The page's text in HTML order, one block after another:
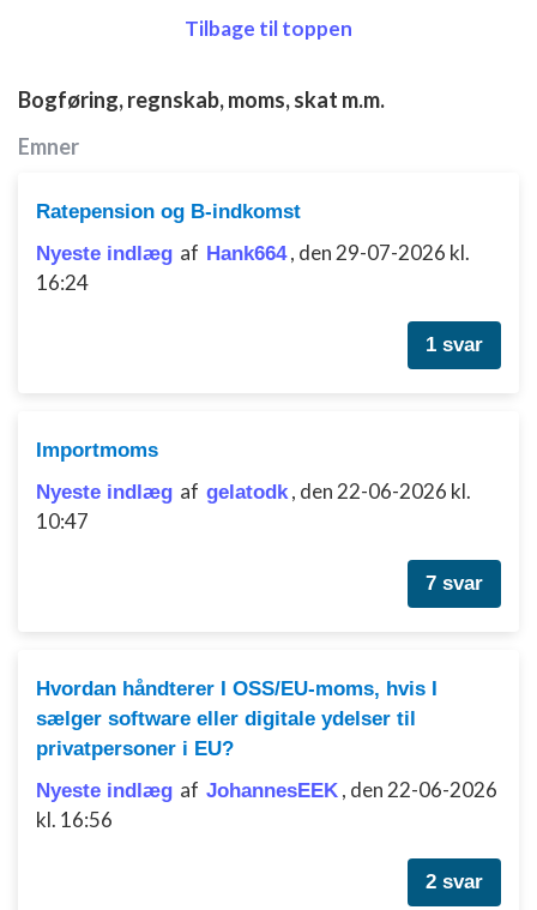
Tilbage til toppen
Bogføring, regnskab, moms, skat m.m.
Emner
Ratepension og B-indkomst
Nyeste indlæg af Hank664 , den 29-07-2026 kl.
16:24
1 svar
Importmoms
Nyeste indlæg af gelatodk , den 22-06-2026 kl.
10:47
7 svar
Hvordan håndterer I OSS/EU-moms, hvis I
sælger software eller digitale ydelser til
privatpersoner i EU?
Nyeste indlæg af JohannesEEK , den 22-06-2026
kl. 16:56
2 svar
Måle annonceringseffektivitet
Måle indholdseffektivitet
Forstå målgrupper gennem statistikker eller
kilder
Bruge præcise geografiske
placeringsoplysninger
Identificere enheder baseret på aktivt
Funktionel
Annoncering / marketing